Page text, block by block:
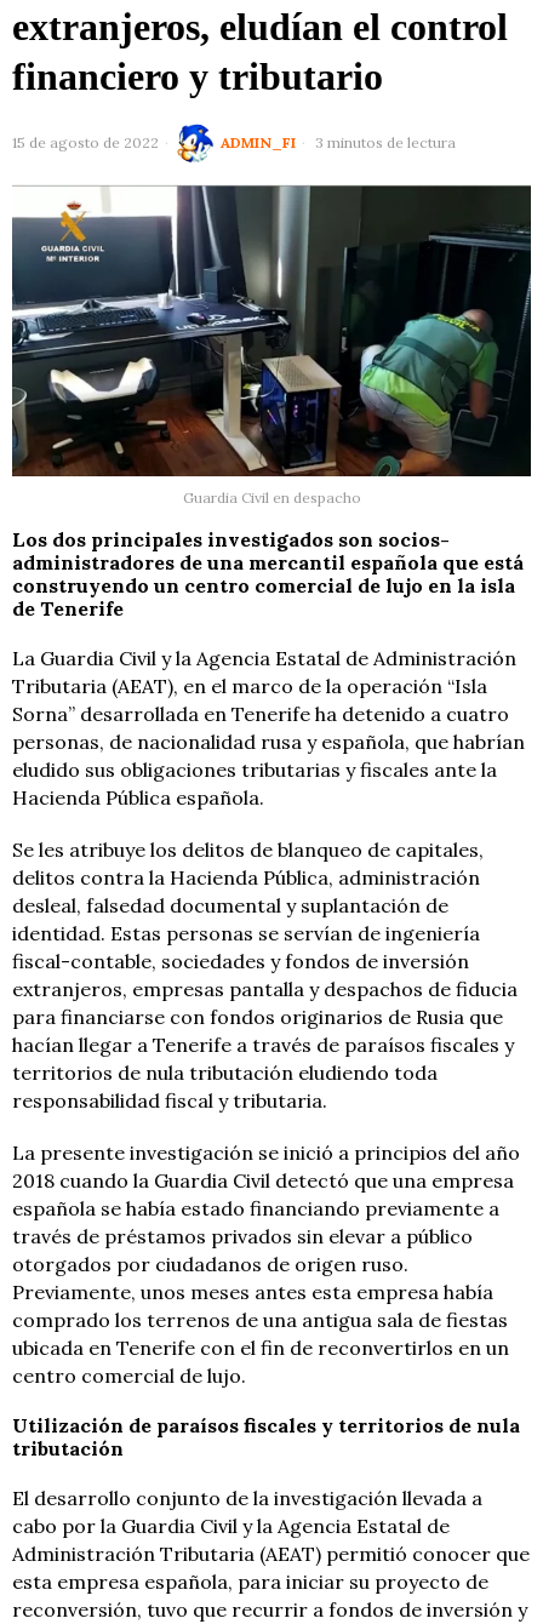
extranjeros, eludían el control
financiero y tributario
15 de agosto de 2022 ADMIN_FI 3 minutos de lectura
Guardia Civil en despacho
Los dos principales investigados son socios-
administradores de una mercantil española que está
construyendo un centro comercial de lujo en la isla
de Tenerife
La Guardia Civil y la Agencia Estatal de Administración
Tributaria (AEAT), en el marco de la operación “Isla
Sorna” desarrollada en Tenerife ha detenido a cuatro
personas, de nacionalidad rusa y española, que habrían
eludido sus obligaciones tributarias y fiscales ante la
Hacienda Pública española.
Se les atribuye los delitos de blanqueo de capitales,
delitos contra la Hacienda Pública, administración
desleal, falsedad documental y suplantación de
identidad. Estas personas se servían de ingeniería
fiscal-contable, sociedades y fondos de inversión
extranjeros, empresas pantalla y despachos de fiducia
para financiarse con fondos originarios de Rusia que
hacían llegar a Tenerife a través de paraísos fiscales y
territorios de nula tributación eludiendo toda
responsabilidad fiscal y tributaria.
La presente investigación se inició a principios del año
2018 cuando la Guardia Civil detectó que una empresa
española se había estado financiando previamente a
través de préstamos privados sin elevar a público
otorgados por ciudadanos de origen ruso.
Previamente, unos meses antes esta empresa había
comprado los terrenos de una antigua sala de fiestas
ubicada en Tenerife con el fin de reconvertirlos en un
centro comercial de lujo.
Utilización de paraísos fiscales y territorios de nula
tributación
El desarrollo conjunto de la investigación llevada a
cabo por la Guardia Civil y la Agencia Estatal de
Administración Tributaria (AEAT) permitió conocer que
esta empresa española, para iniciar su proyecto de
reconversión, tuvo que recurrir a fondos de inversión y